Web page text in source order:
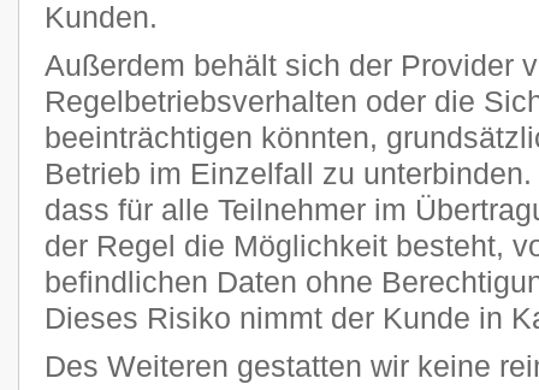
Kunden.
Außerdem behält sich der Provider
Regelbetriebsverhalten oder die
beeinträchtigen könnten,
Betrieb im Einzelfall zu
dass für alle Teilnehmer im
der Regel die Möglichkeit besteht,
befindlichen Daten ohne
Dieses Risiko nimmt der Kunde in
Des Weiteren gestatten wir keine